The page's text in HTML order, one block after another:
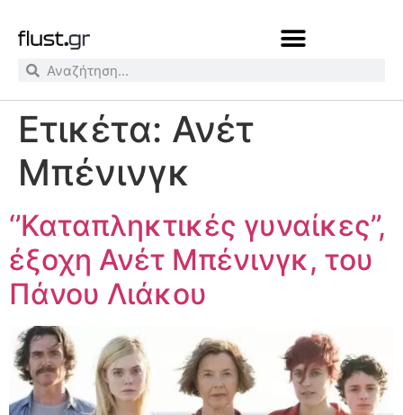
Ετικέτα: Ανέτ
Μπένινγκ
‘’Καταπληκτικές γυναίκες’’,
έξοχη Ανέτ Μπένινγκ, του
Πάνου Λιάκου